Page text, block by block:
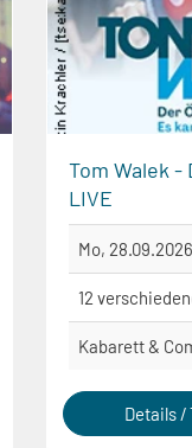
Tom Walek -
LIVE
Mo,
12
Kabarett &
Details /